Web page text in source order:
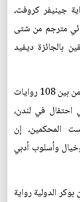
جينيفر كروفت،
مترجم من شتى
بالجائزة ديفيد
واختار خمسة محكمين الرواية الفائزة من بين 108 روايات
احتفال في لندن،
المحكمين، إن
وأسلوب أدبي
الدولية رواية